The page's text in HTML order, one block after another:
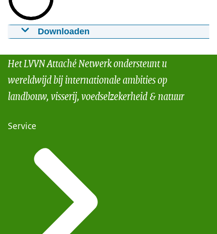
Downloaden
13-02-20193:01mp4122 MB
Download
Het LVVN Attaché Netwerk ondersteunt u
wereldwijd bij internationale ambities op
landbouw, visserij, voedselzekerheid & natuur
Service